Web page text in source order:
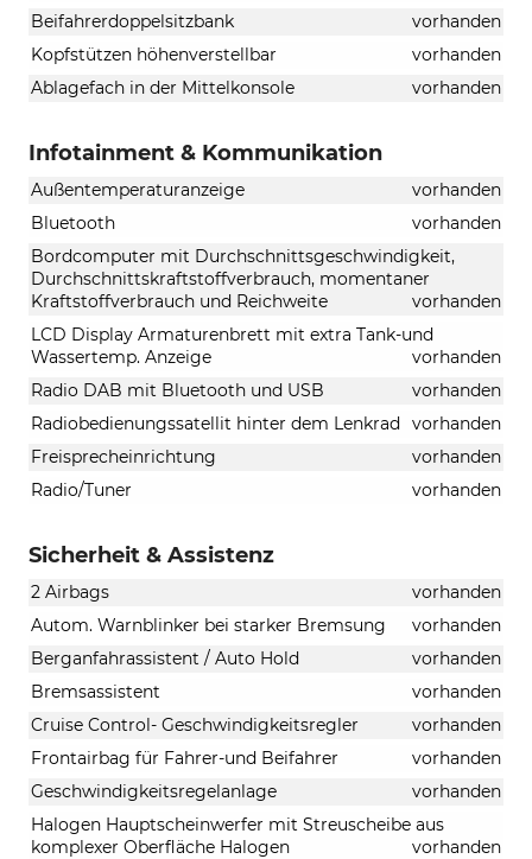
Beifahrerdoppelsitzbank
vorhanden
Kopfstützen höhenverstellbar
vorhanden
Ablagefach in der Mittelkonsole
vorhanden
Infotainment & Kommunikation
Außentemperaturanzeige
vorhanden
Bluetooth
vorhanden
Bordcomputer mit Durchschnittsgeschwindigkeit,
Durchschnittskraftstoffverbrauch, momentaner
Kraftstoffverbrauch und Reichweite
vorhanden
LCD Display Armaturenbrett mit extra Tank-und
Wassertemp. Anzeige
vorhanden
Radio DAB mit Bluetooth und USB
vorhanden
Radiobedienungssatellit hinter dem Lenkrad vorhanden
Freisprecheinrichtung
vorhanden
Radio/Tuner
vorhanden
Sicherheit & Assistenz
2 Airbags
vorhanden
Autom. Warnblinker bei starker Bremsung
vorhanden
Berganfahrassistent / Auto Hold
vorhanden
Bremsassistent
vorhanden
Cruise Control- Geschwindigkeitsregler
vorhanden
Frontairbag für Fahrer-und Beifahrer
vorhanden
Geschwindigkeitsregelanlage
vorhanden
Halogen Hauptscheinwerfer mit Streuscheibe aus
komplexer Oberfläche Halogen
vorhanden